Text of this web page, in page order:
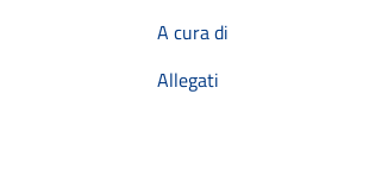
A cura di
Allegati